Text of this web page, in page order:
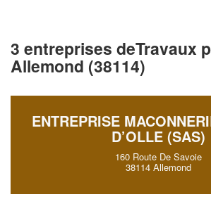
3 entreprises deTravaux
Allemond (38114)
ENTREPRISE
D’OLLE (SAS)
160 Route De Savoie
38114 Allemond
Vous êtes
Augmentez votre
margestout en